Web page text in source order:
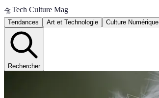
🛸Tech Culture Mag
Tendances Art et Technologie Culture Numérique
Rechercher